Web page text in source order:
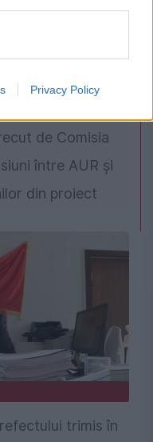
Privacy Policy
de Comisia
între AUR și
din proiect
trimis în